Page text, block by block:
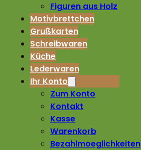
Figuren aus Holz
Motivbrettchen
Grußkarten
Schreibwaren
Küche
Lederwaren
Ihr Konto
Zum Konto
Kontakt
Kasse
Warenkorb
Bezahlmoeglichkeiten